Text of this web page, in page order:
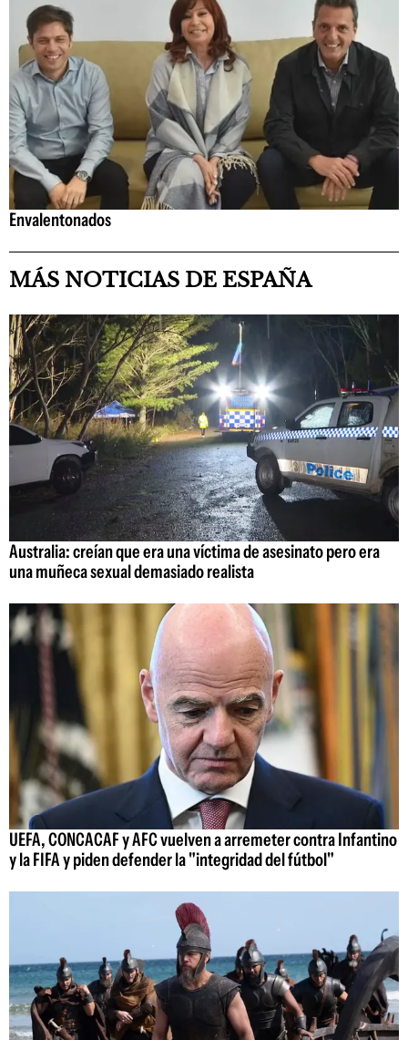
Envalentonados
MÁS NOTICIAS DE ESPAÑA
Australia: creían que era una víctima de asesinato pero era
una muñeca sexual demasiado realista
UEFA, CONCACAF y AFC vuelven a arremeter contra Infantino
y la FIFA y piden defender la "integridad del fútbol"